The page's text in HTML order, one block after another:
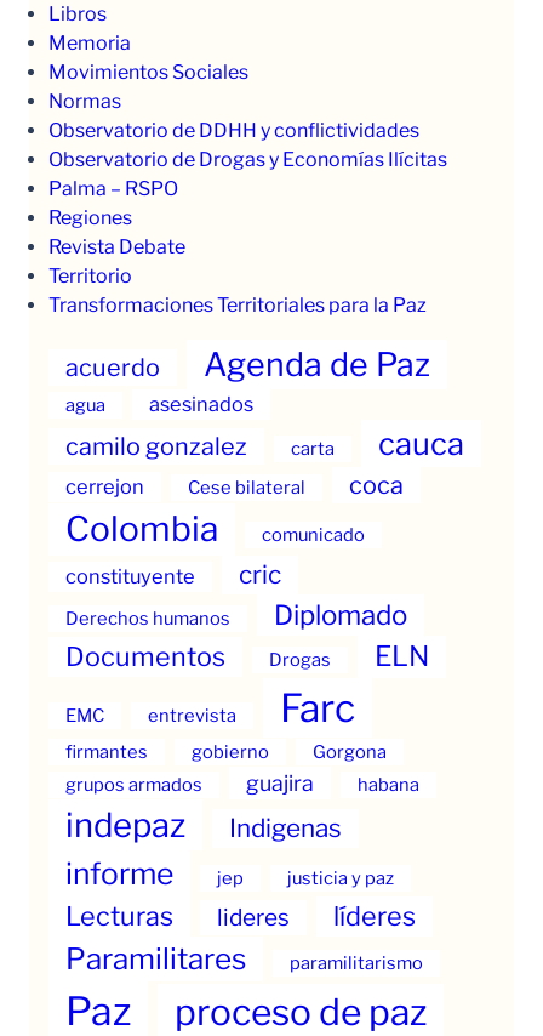
Libros
Memoria
Movimientos Sociales
Normas
Observatorio de DDHH y conflictividades
Observatorio de Drogas y Economías Ilícitas
Palma – RSPO
Regiones
Revista Debate
Territorio
Transformaciones Territoriales para la Paz
acuerdo Agenda de Paz
agua asesinados
camilo gonzalez carta cauca
cerrejon Cese bilateral coca
Colombia comunicado
constituyente cric
Derechos humanos Diplomado
Documentos Drogas ELN
EMC entrevista Farc
firmantes gobierno
Gorgona
grupos armados
guajira habana
indepaz Indigenas
informe jep justicia y paz
Lecturas lideres líderes
Paramilitares paramilitarismo
Paz proceso de paz